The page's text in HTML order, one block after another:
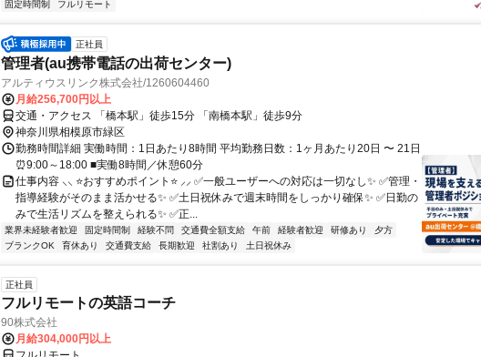
固定時間制 フルリモート
正社員
管理者(au携帯電話の出荷センター)
アルティウスリンク株式会社/1260604460
月給256,700円以上
交通・アクセス 「橋本駅」徒歩15分 「南橋本駅」徒歩9分
神奈川県相模原市緑区
勤務時間詳細 実働時間：1日あたり8時間 平均勤務日数：1ヶ月あたり20日 〜 21日
⏰9:00～18:00 ■実働8時間／休憩60分
仕事内容 ⸜⸜ ⭐おすすめポイント⭐ ⸝⸝ ✅一般ユーザーへの対応は一切なし✨ ✅管理・
指導経験がそのまま活かせる✨ ✅土日祝休みで週末時間をしっかり確保✨ ✅日勤の
みで生活リズムを整えられる✨ ✅正...
業界未経験者歓迎 固定時間制 経験不問 交通費全額支給 午前 経験者歓迎 研修あり
夕方
ブランクOK
育休あり 交通費支給 長期歓迎 社割あり 土日祝休み
正社員
フルリモートの英語コーチ
90株式会社
月給304,000円以上